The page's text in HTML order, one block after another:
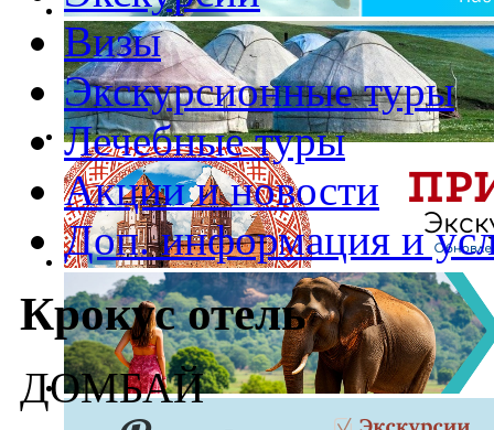
Визы
Экскурсионные туры
Лечебные туры
Акции и новости
Доп. информация и
Крокус отель
ДОМБАЙ